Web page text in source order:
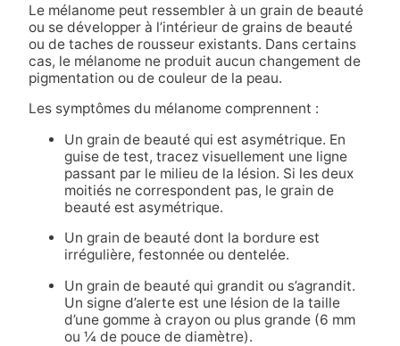
Le mélanome peut ressembler à un grain de beauté
ou se développer à l’intérieur de grains de beauté
ou de taches de rousseur existants. Dans certains
cas, le mélanome ne produit aucun changement de
pigmentation ou de couleur de la peau.
Les symptômes du mélanome comprennent :
Un grain de beauté qui est asymétrique. En
guise de test, tracez visuellement une ligne
passant par le milieu de la lésion. Si les deux
moitiés ne correspondent pas, le grain de
beauté est asymétrique.
Un grain de beauté dont la bordure est
irrégulière, festonnée ou dentelée.
Un grain de beauté qui grandit ou s’agrandit.
Un signe d’alerte est une lésion de la taille
d’une gomme à crayon ou plus grande (6 mm
ou ¼ de pouce de diamètre).